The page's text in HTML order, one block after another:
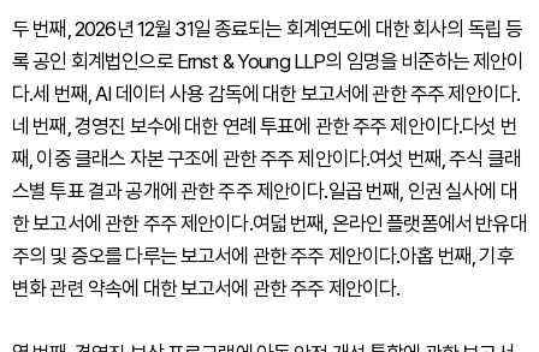
두 번째, 2026년 12월 31일 종료되는 회계연도에 대한 회사의 독립 등
록 공인 회계법인으로 Ernst & Young LLP의 임명을 비준하는 제안이
다.세 번째, AI 데이터 사용 감독에 대한 보고서에 관한 주주 제안이다.
네 번째, 경영진 보수에 대한 연례 투표에 관한 주주 제안이다.다섯 번
째, 이중 클래스 자본 구조에 관한 주주 제안이다.여섯 번째, 주식 클래
스별 투표 결과 공개에 관한 주주 제안이다.일곱 번째, 인권 실사에 대
한 보고서에 관한 주주 제안이다.여덟 번째, 온라인 플랫폼에서 반유대
주의 및 증오를 다루는 보고서에 관한 주주 제안이다.아홉 번째, 기후
변화 관련 약속에 대한 보고서에 관한 주주 제안이다.